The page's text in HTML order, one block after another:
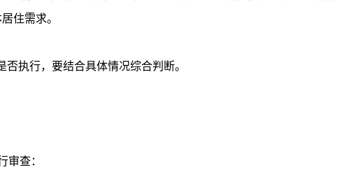
住需求。
执行，要结合具体情况综合判断。
查：